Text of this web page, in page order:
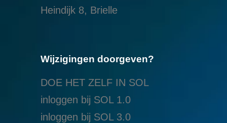
Heindijk 8, Brielle
Wijzigingen doorgeven?
DOE HET ZELF IN SOL
inloggen bij SOL 1.0
inloggen bij SOL 3.0